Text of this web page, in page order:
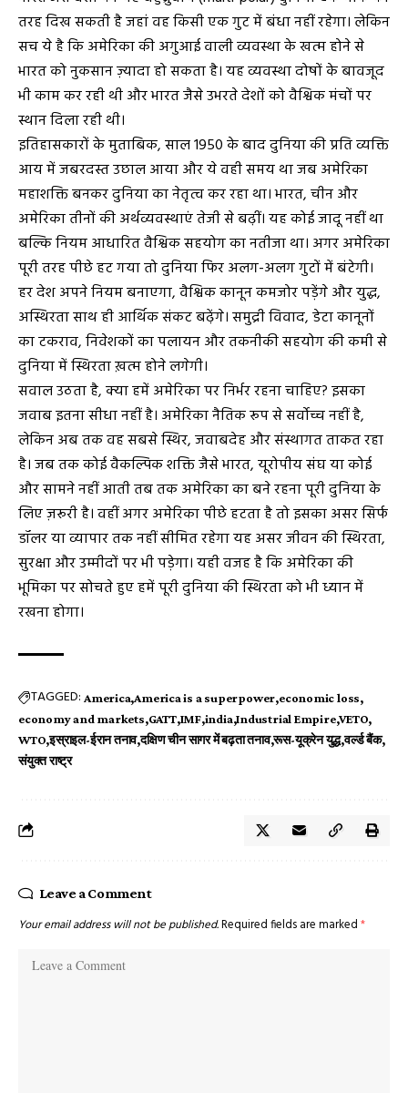
तरह दिख सकती है जहां वह किसी एक गुट में बंधा नहीं रहेगा। लेकिन
सच ये है कि अमेरिका की अगुआई वाली व्यवस्था के खत्म होने से
भारत को नुकसान ज़्यादा हो सकता है। यह व्यवस्था दोषों के बावजूद
भी काम कर रही थी और भारत जैसे उभरते देशों को वैश्विक मंचों पर
स्थान दिला रही थी।
इतिहासकारों के मुताबिक, साल 1950 के बाद दुनिया की प्रति व्यक्ति
आय में जबरदस्त उछाल आया और ये वही समय था जब अमेरिका
महाशक्ति बनकर दुनिया का नेतृत्व कर रहा था। भारत, चीन और
अमेरिका तीनों की अर्थव्यवस्थाएं तेजी से बढ़ीं। यह कोई जादू नहीं था
बल्कि नियम आधारित वैश्विक सहयोग का नतीजा था। अगर अमेरिका
पूरी तरह पीछे हट गया तो दुनिया फिर अलग-अलग गुटों में बंटेगी।
हर देश अपने नियम बनाएगा, वैश्विक कानून कमजोर पड़ेंगे और युद्ध,
अस्थिरता साथ ही आर्थिक संकट बढ़ेंगे। समुद्री विवाद, डेटा कानूनों
का टकराव, निवेशकों का पलायन और तकनीकी सहयोग की कमी से
दुनिया में स्थिरता ख़त्म होने लगेगी।
सवाल उठता है, क्या हमें अमेरिका पर निर्भर रहना चाहिए? इसका
जवाब इतना सीधा नहीं है। अमेरिका नैतिक रूप से सर्वोच्च नहीं है,
लेकिन अब तक वह सबसे स्थिर, जवाबदेह और संस्थागत ताकत रहा
है। जब तक कोई वैकल्पिक शक्ति जैसे भारत, यूरोपीय संघ या कोई
और सामने नहीं आती तब तक अमेरिका का बने रहना पूरी दुनिया के
लिए ज़रूरी है। वहीं अगर अमेरिका पीछे हटता है तो इसका असर सिर्फ
डॉलर या व्यापार तक नहीं सीमित रहेगा यह असर जीवन की स्थिरता,
सुरक्षा और उम्मीदों पर भी पड़ेगा। यही वजह है कि अमेरिका की
भूमिका पर सोचते हुए हमें पूरी दुनिया की स्थिरता को भी ध्यान में
रखना होगा।
TAGGED: America America is a superpower economic loss
economy and markets GATT IMF india Industrial Empire VETO
WTO इस्राइल-ईरान तनाव दक्षिण चीन सागर में बढ़ता तनाव रूस-यूक्रेन युद्ध वर्ल्ड बैंक
संयुक्त राष्ट्र
Leave a Comment
Your email address will not be published.Required fields are marked *